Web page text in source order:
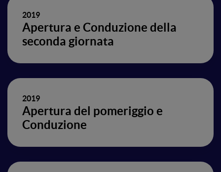
2019
Apertura e Conduzione della
seconda giornata
2019
Apertura del pomeriggio e
Conduzione